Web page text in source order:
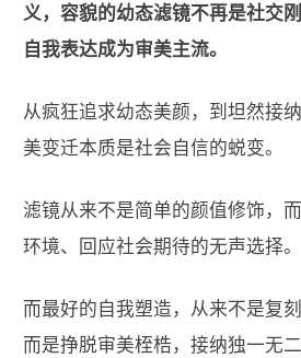
义，容貌的幼态滤镜不再是社交
自我表达成为审美主流。
从疯狂追求幼态美颜，到坦然接
美变迁本质是社会自信的蜕变。
滤镜从来不是简单的颜值修饰，
环境、回应社会期待的无声选择。
而最好的自我塑造，从来不是复
而是挣脱审美桎梏，接纳独一无二